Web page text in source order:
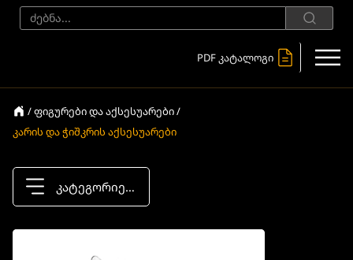
PDF კატალოგი
/ ფიგურები და აქსესუარები /
კარის და ჭიშკრის აქსესუარები
კატეგორიები